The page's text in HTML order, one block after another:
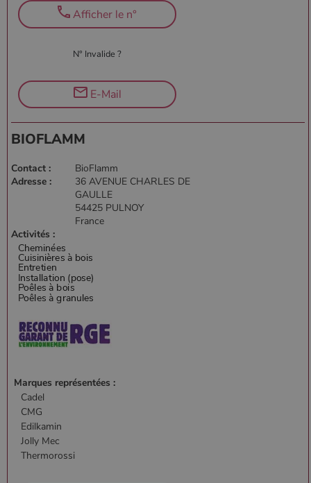
N° Invalide ?
Afficher le n°
E-Mail
BIOFLAMM
Contact :
BioFlamm
Adresse :
36 AVENUE CHARLES DE
GAULLE
54425 PULNOY
France
Activités :
Marques représentées :
Cadel
CMG
Edilkamin
Jolly Mec
Thermorossi